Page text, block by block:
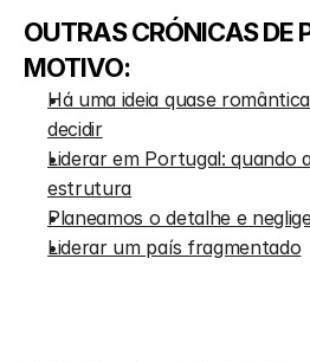
OUTRAS CRÓNICAS DE
MOTIVO:
Há uma ideia quase
decidir
Liderar em Portugal: quando
estrutura
Planeamos o detalhe e
Liderar um país fragmentado